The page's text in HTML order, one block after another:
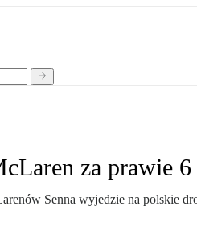
za prawie
Senna wyjedzie na polskie